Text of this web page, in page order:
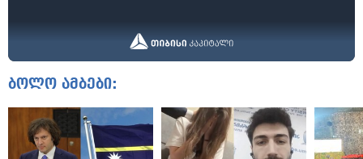
ბოლო ამბები: